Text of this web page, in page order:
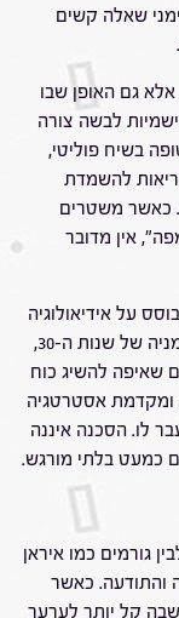
שאלה קשים
גם האופן שבו
לבשה צורה
בשיח פוליטי,
להשמדת
כאשר משטרים
אין מדובר
על אידיאולוגיה
דתית קיצונית ושאיפות הגמוניה אזורית. כמו גרמניה של שנות ה-30,
שאיפה להשיג כוח
ומקדמת אסטרטגיה
לו. הסכנה איננה
כמעט בלתי מורגש.
גורמים כמו איראן
והתודעה. כאשר
שבה קל יותר לערער